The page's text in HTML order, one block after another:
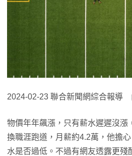
2024-02-23 聯合新聞網綜合報導
物價年年飆漲，只有薪水遲遲沒漲
換職涯跑道，月薪約4.2萬，他擔
水是否過低。不過有網友透露更殘